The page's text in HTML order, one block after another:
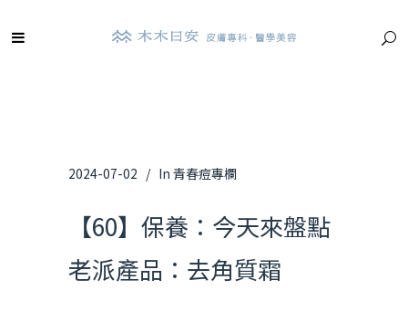
2024-07-02 In 青春痘專欄
【60】保養：今天來盤點
老派產品：去角質霜